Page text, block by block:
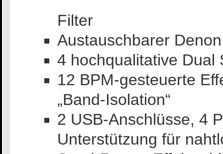
Filter
Austauschbarer
4 hochqualitative Dual
12 BPM-gesteuerte
„Band-Isolation“
2 USB-Anschlüsse, 4
Unterstützung für